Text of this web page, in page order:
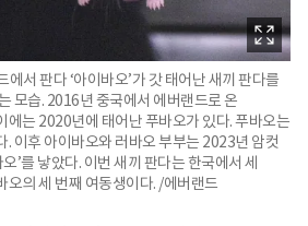
서 판다 ‘아이바오’가 갓 태어난 새끼 판다를
모습. 2016년 중국에서 에버랜드로 온
에는 2020년에 태어난 푸바오가 있다. 푸바오는
. 이후 아이바오와 러바오 부부는 2023년 암컷
’를 낳았다. 이번 새끼 판다는 한국에서 세
오의 세 번째 여동생이다. /에버랜드